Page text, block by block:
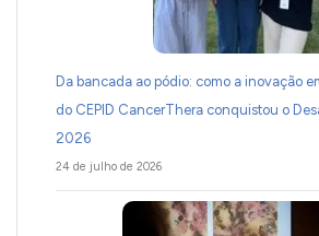
Da bancada ao pódio: como a inovação
do CEPID CancerThera conquistou o
2026
24 de julho de 2026